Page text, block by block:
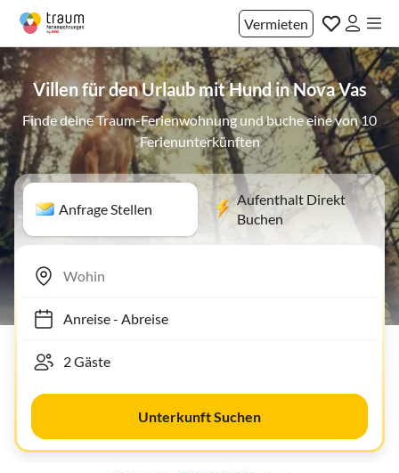
Vermieten
Villen für den Urlaub mit Hund in Nova Vas
Finde deine Traum-Ferienwohnung und buche eine von 10
Ferienunterkünften
Anfrage Stellen
Aufenthalt Direkt
Buchen
Anreise- Abreise
Unterkunft Suchen